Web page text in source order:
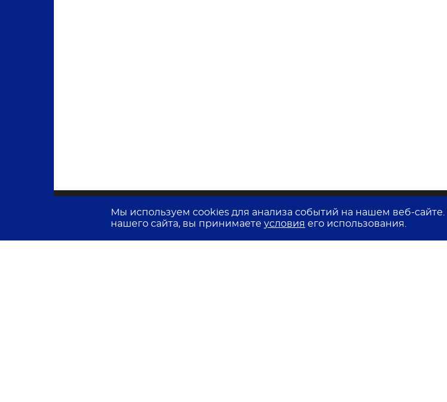
8 (800) 700-68-85
Мы используем cookies для анализа событий на нашем веб-
нашего сайта, вы принимаете условия его использования.